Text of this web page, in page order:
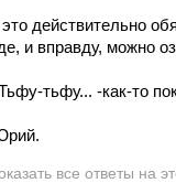
действительно
и вправду, можно
тьфу... -как-то
все ответы на